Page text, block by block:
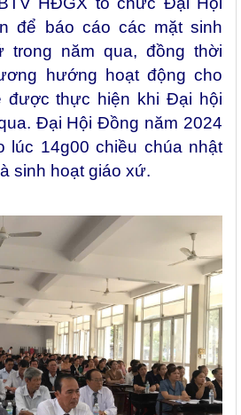
để báo cáo các mặt sinh
trong năm qua, đồng thời
hướng hoạt động cho
được thực hiện khi Đại hội
Đại Hội Đồng năm 2024
lúc 14g00 chiều chúa nhật
sinh hoạt giáo xứ.